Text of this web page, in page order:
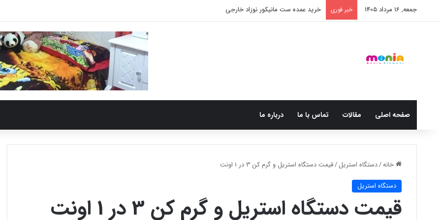
جمعه, 16 مرداد 1405 خبر فوری خرید عمده ست مانیکور نوزاد خارجی
صفحه اصلی مقالات تماس با ما درباره ما
خانه/دستگاه استریل/قیمت دستگاه استریل و گرم کن 3 در 1 اونت
دستگاه استریل
قیمت دستگاه استریل و گرم کن 3 در 1 اونت